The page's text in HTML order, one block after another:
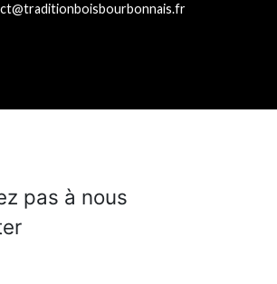
pas à nous